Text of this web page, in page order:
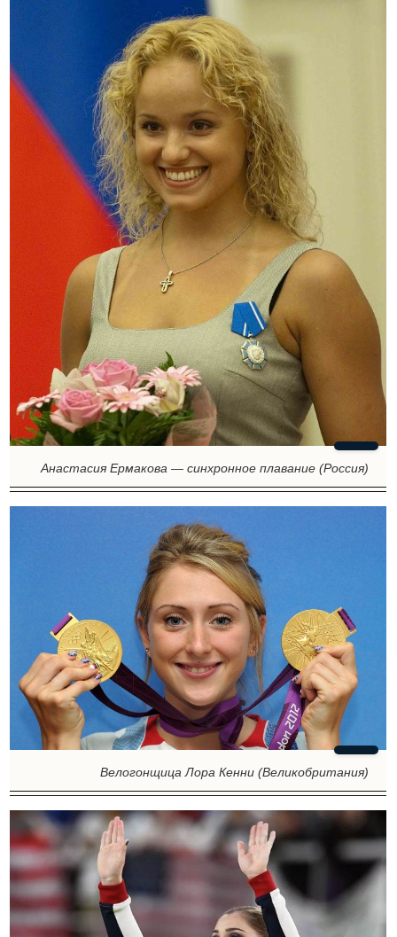
Анастасия Ермакова — синхронное плавание (Россия)
Велогонщица Лора Кенни (Великобритания)